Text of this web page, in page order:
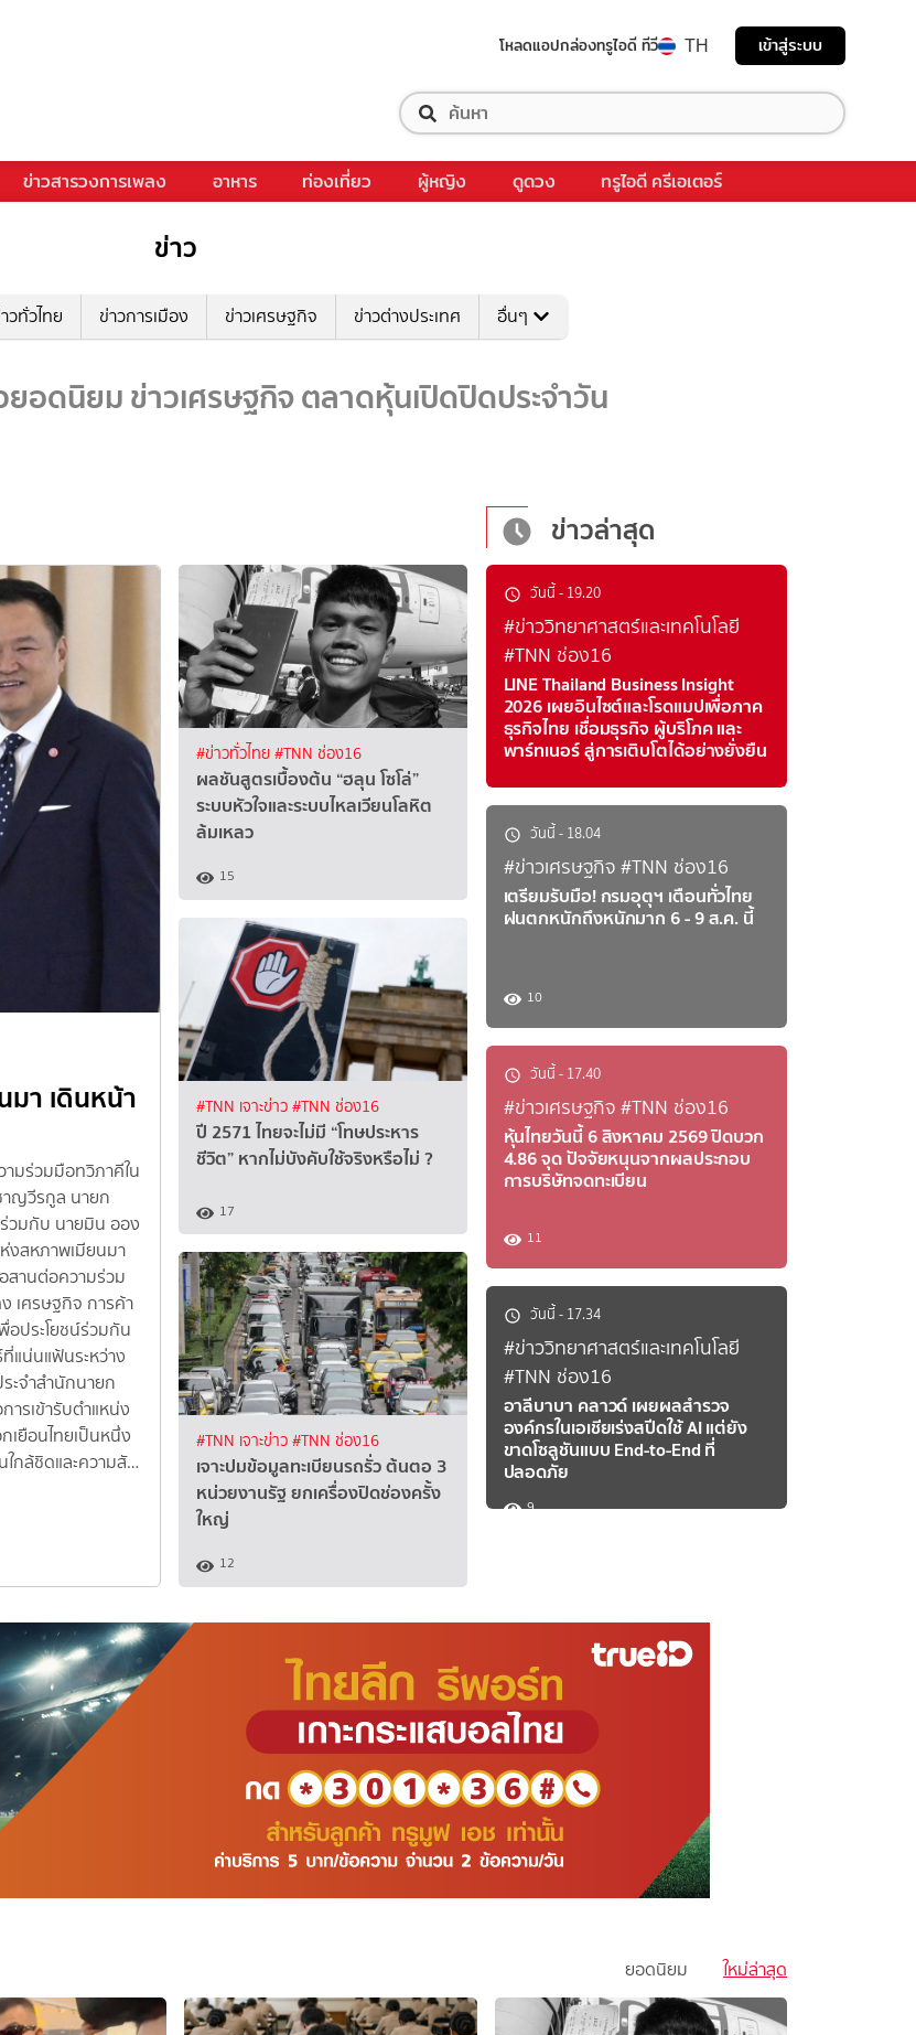
โหลดแอปกล่องทรูไอดี ทีวี TH เข้าสู่ระบบ
ข่าวสารวงการเพลง อาหาร ท่องเที่ยว ผู้หญิง ดูดวง ทรูไอดี ครีเอเตอร์
ข่าว
วทั่วไทย ข่าวการเมือง ข่าวเศรษฐกิจ ข่าวต่างประเทศ อื่นๆ
ยอดนิยม ข่าวเศรษฐกิจ ตลาดหุ้นเปิดปิดประจำวัน
า เดินหน้า
มร่วมมือทวิภาคีใน
ญวีรกูล นายก
วมกับ นายมิน ออง
งสหภาพเมียนมา
สานต่อความร่วม
เศรษฐกิจ การค้า
ประโยชน์ร่วมกัน
แน่นแฟ้นระหว่าง
ะจำสำนักนายก
รเข้ารับตำแหน่ง
เยือนไทยเป็นหนึ่ง
ใกล้ชิดและความสั…
#ข่าวเศรษฐกิจ #TNN ช่อง16
เตรียมรับมือ! กรมอุตุฯ เตือนทั่วไทยฝนตกหนักถึง
หนักมาก 6 - 9 ส.ค. นี้
เตือนฝนตกหนักถึงหนักมาก 6 - 9 สิงหาคม 2569 ประกาศ กรมอุตุนิยมวิทยา
ถึงหนักมากบริเวณประเทศไทย มีผลกระทบในช่วงวันที่ 6 - 9 สิงหาคม 2569 ฉบับ
ที่ 6 บริเวณภาคเหนือ ภาคตะวันออกเฉียงเหนือ และภาคตะวันออกมีฝนเพิ่มขึ้น โดย
มีฝนตกหนักถึงหนักมากบางแห่ง ส่วนภาคกลางรวมทั้งกรุงเทพมหานครและ
ปริมณฑล และภาคใต้ มีฝนตกหนักบางพื้นที่ เนื่องจากร่องมรสุมพาดผ่านภาคเหนือ
ตอนบนและภาคตะวันออกเฉียงเหนือตอนบน ประกอบกับมรสุมตะวันตกเฉียงใต้ที่
พัดปกคลุมทะเลอันดามัน ประเทศไทย และอ่าวไทยมีกำลังแรง ขอให้ประชาชนระวัง
อันตรายจากฝนตกหนักถึงหนักมากและฝนที่ตกสะสม ซึ่งอาจทำให้เกิดน้ำท่วมฉับ
พลัน และน้ำป่าไหลหลาก โดยเฉพาะพื้นที่ลาดเชิงเขาใกล้ทางน้ำไหลผ่านและพื้นที่ลุ่ม
ทะเลคลื่นสูง 2-4 เมตร หลีกเลี่ยงเดินเรือบริเวณฝนฟ้าคะนองสำหรับคลื่นลมบริเวณ
ทะเลอันดามันตอนบนมีกำลังแรง โดยมีคลื่นสูง 2-4 เมตร บริเวณที่มีฝนฟ้…
อ่านต่อ >
10
#TNN เจาะข่าว
ตุลาคม 2569 เป็นต้
#ข่าวทั่วไทย#TNN ช่อง16
ผลชันสูตรเบื้องต้น “ฮลุน โซโล่”
ระบบหัวใจและระบบไหลเวียนโลหิต
ล้มเหลว
15
#TNN เจาะข่าว#TNN ช่อง16
ปี 2571 ไทยจะไม่มี “โทษประหาร
ชีวิต” หากไม่บังคับใช้จริงหรือไม่ ?​
17
#TNN เจาะข่าว#TNN ช่อง16
เจาะปมข้อมูลทะเบียนรถรั่ว ต้นตอ 3
หน่วยงานรัฐ ยกเครื่องปิดช่องครั้ง
ใหญ่
12
ข่าวล่าสุด
วันนี้ - 19.20
#ข่าววิทยาศาสตร์และเทคโนโลยี
#TNN ช่อง16
LINE Thailand Business Insight
2026 เผยอินไซต์และโรดแมปเพื่อภาค
ธุรกิจไทย เชื่อมธุรกิจ ผู้บริโภค และ
พาร์ทเนอร์ สู่การเติบโตได้อย่างยั่งยืน
วันนี้ - 18.04
#ข่าวเศรษฐกิจ #TNN ช่อง16
เตรียมรับมือ! กรมอุตุฯ เตือนทั่วไทย
ฝนตกหนักถึงหนักมาก 6 - 9 ส.ค. นี้
10
วันนี้ - 17.40
#ข่าวเศรษฐกิจ #TNN ช่อง16
หุ้นไทยวันนี้ 6 สิงหาคม 2569 ปิดบวก
4.86 จุด ปัจจัยหนุนจากผลประกอบ
การบริษัทจดทะเบียน
11
วันนี้ - 17.34
#ข่าววิทยาศาสตร์และเทคโนโลยี
#TNN ช่อง16
อาลีบาบา คลาวด์ เผยผลสำรวจ
องค์กรในเอเชียเร่งสปีดใช้ AI แต่ยัง
ขาดโซลูชันแบบ End-to-End ที่
ปลอดภัย
9
ใหม่ล่าสุด
ยอดนิยม